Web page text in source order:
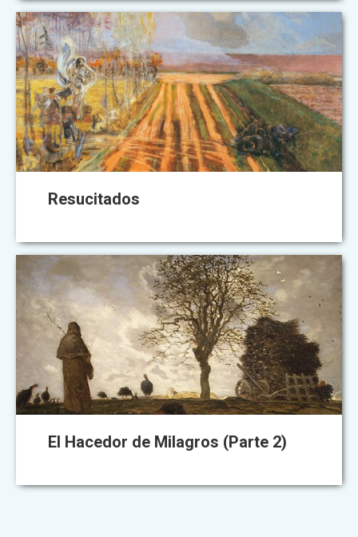
Resucitados
El Hacedor de Milagros (Parte 2)